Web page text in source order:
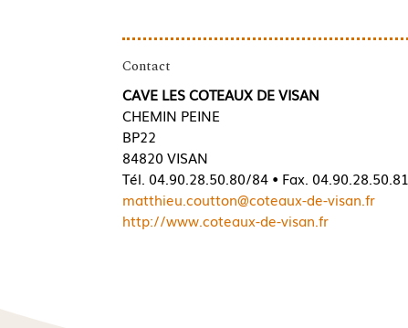
Contact
CAVE LES COTEAUX DE VISAN
CHEMIN PEINE
BP22
84820 VISAN
Tél. 04.90.28.50.80/84 • Fax. 04.90.28.50.81
matthieu.coutton@coteaux-de-visan.fr
http://www.coteaux-de-visan.fr